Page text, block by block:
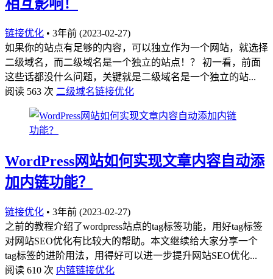
相互影响！
链接优化 • 3年前 (2023-02-27)
如果你的站点有足够的内容，可以独立作为一个网站，就选择
二级域名，而二级域名是一个独立的站点！？ 初一看，前面
这些话都没什么问题，关键就是二级域名是一个独立的站...
阅读 563 次 二级域名链接优化
WordPress网站如何实现文章内容自动添
加内链功能？
链接优化 • 3年前 (2023-02-27)
之前的教程介绍了wordpress站点的tag标签功能，用好tag标签
对网站SEO优化有比较大的帮助。本文继续给大家分享一个
tag标签的进阶用法，用得好可以进一步提升网站SEO优化...
阅读 610 次 内链链接优化